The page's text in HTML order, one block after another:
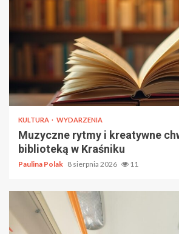
KULTURA WYDARZENIA
Muzyczne rytmy i kreatywne
biblioteką w Kraśniku
Paulina Polak 8 sierpnia 2026 11